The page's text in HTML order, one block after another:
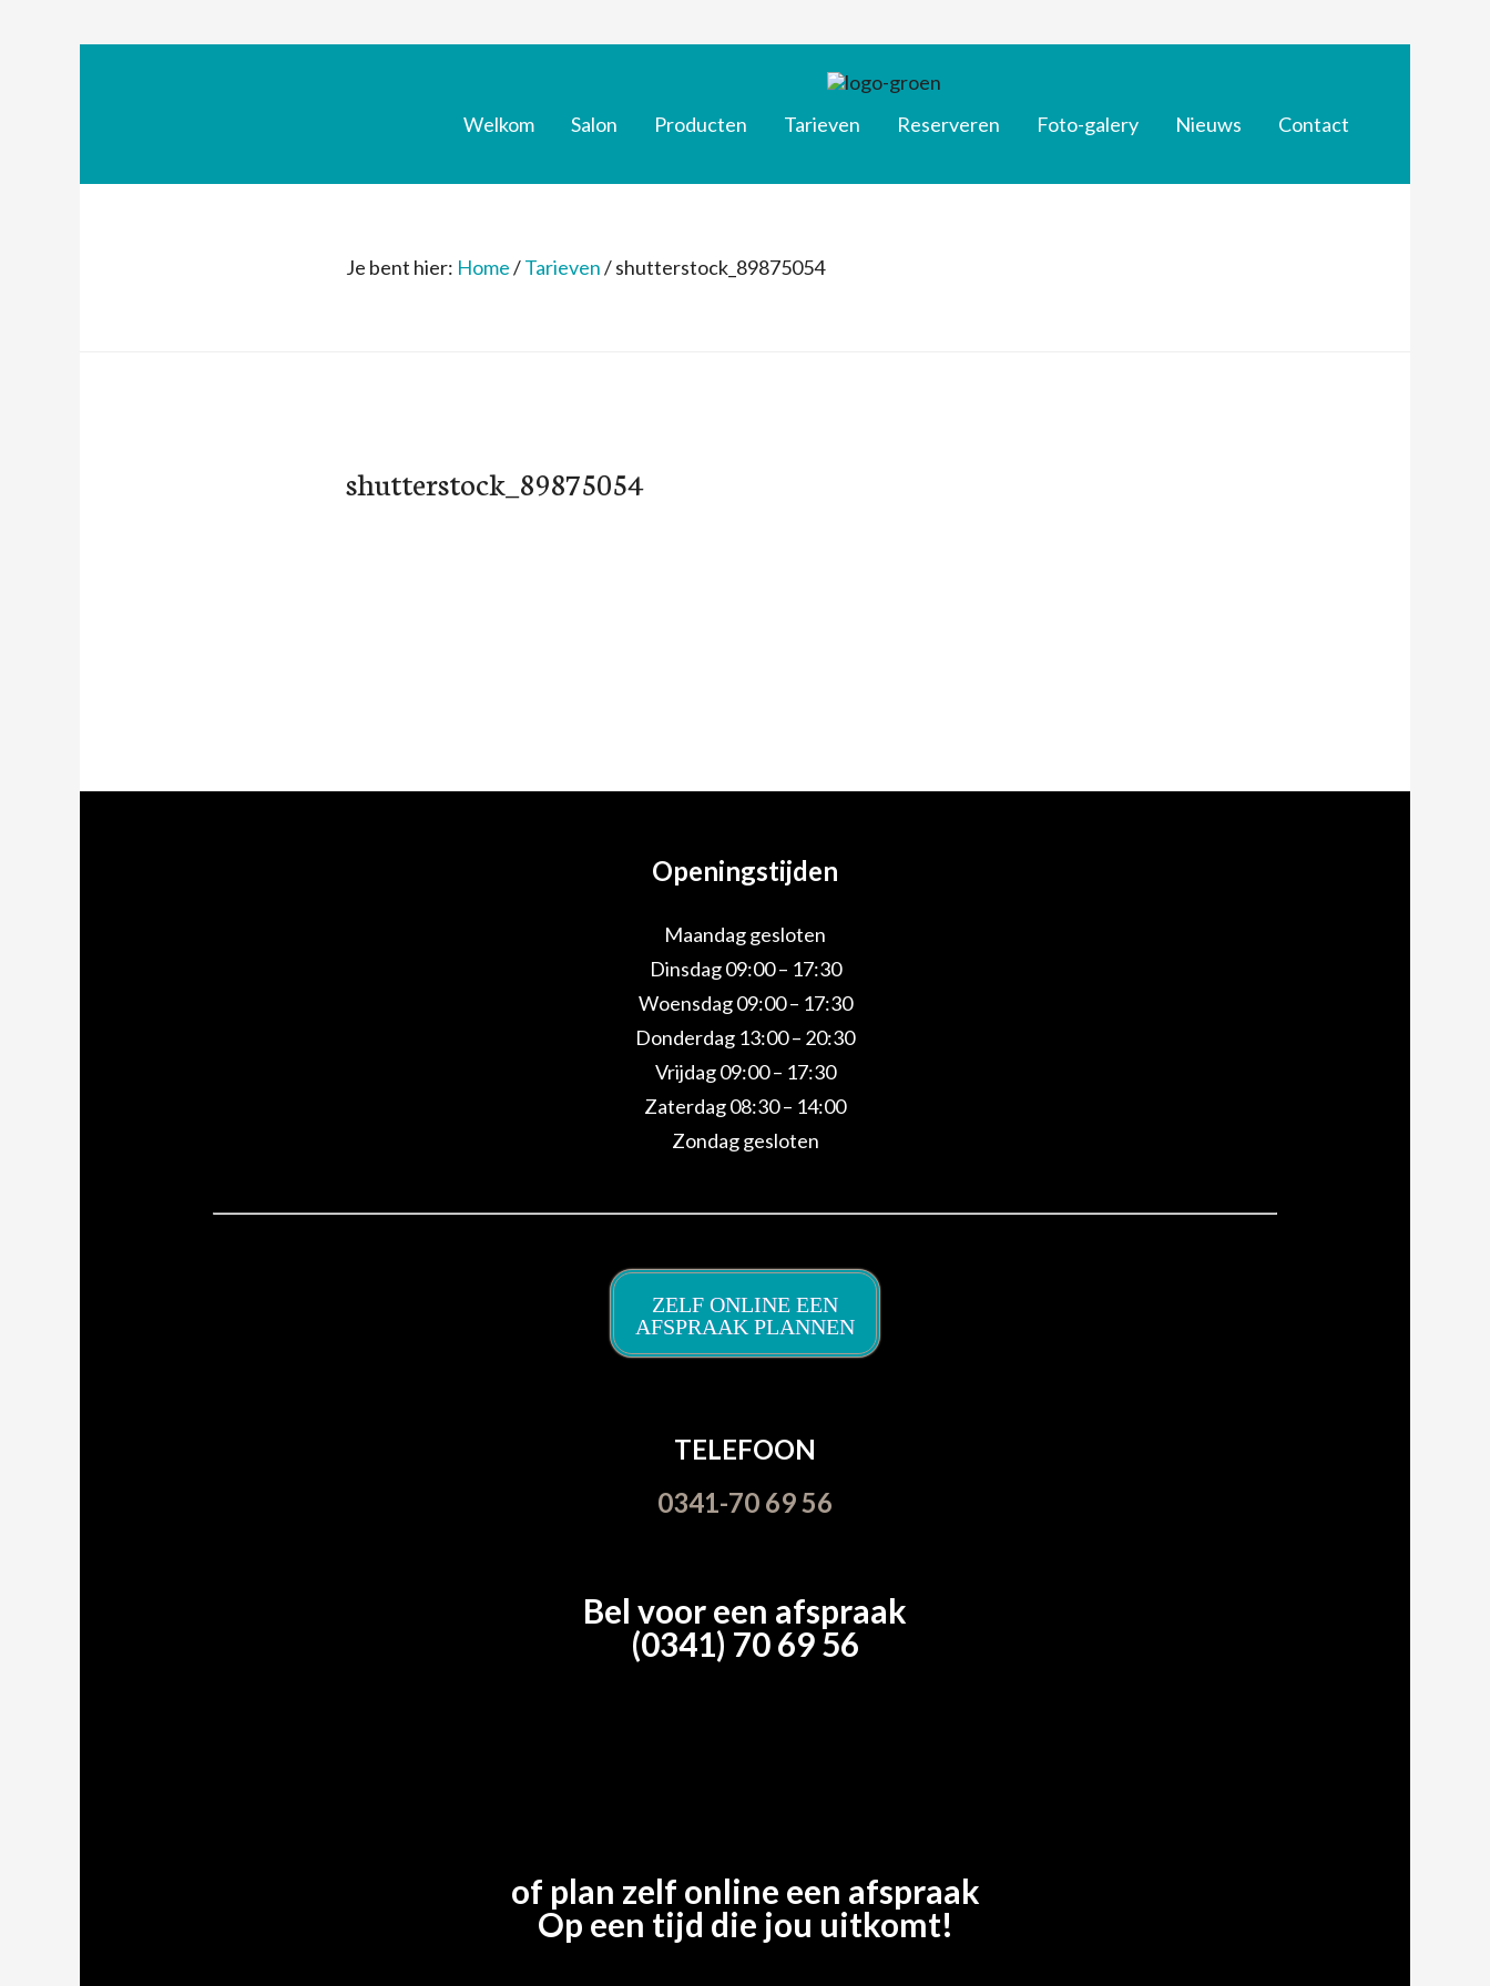
Welkom Salon Producten Tarieven Reserveren Foto-galery Nieuws Contact
Je bent hier: Home/Tarieven/shutterstock_89875054
shutterstock_89875054
Openingstijden
Maandag gesloten
Dinsdag 09:00 – 17:30
Woensdag 09:00 – 17:30
Donderdag 13:00 – 20:30
Vrijdag 09:00 – 17:30
Zaterdag 08:30 – 14:00
Zondag gesloten
ZELF ONLINE EEN
AFSPRAAK PLANNEN
TELEFOON
0341-70 69 56
Bel voor een afspraak
(0341) 70 69 56
of plan zelf online een afspraak
Op een tijd die jou uitkomt!